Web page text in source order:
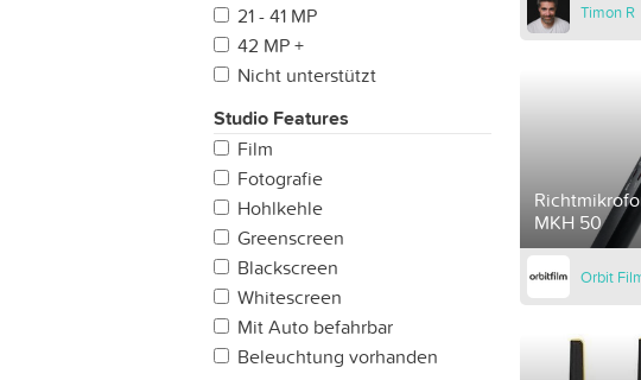
21 - 41 MP
42 MP +
Nicht unterstützt
Studio Features
Film
Fotografie
Hohlkehle
Greenscreen
Blackscreen
Whitescreen
Mit Auto befahrbar
Beleuchtung vorhanden
Timon R
MKH 50
Orbit